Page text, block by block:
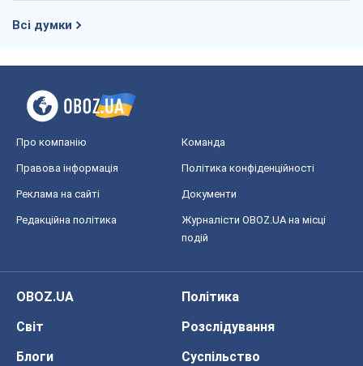
Всі думки
Про компанію Команда
Правова інформація Політика конфіденційності
Реклама на сайті Документи
Редакційна політика
Журналісти OBOZ.UA на місці
подій
OBOZ.UA
Політика
Світ
Розслідування
Блоги
Суспільство